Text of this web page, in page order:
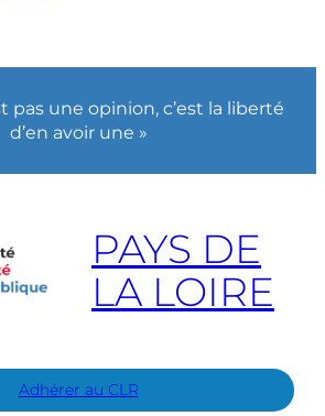
pas une opinion, c’est la liberté
d’en avoir une »
PAYS DE
LA LOIRE
Adhérer au CLR